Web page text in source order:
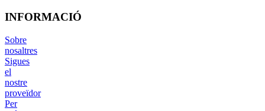
INFORMACIÓ
Sobre
nosaltres
Sigues
el
nostre
proveïdor
Per